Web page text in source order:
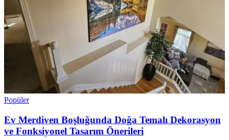
Popüler
Ev Merdiven Boşluğunda Doğa Temalı Dekorasyon
ve Fonksiyonel Tasarım Önerileri